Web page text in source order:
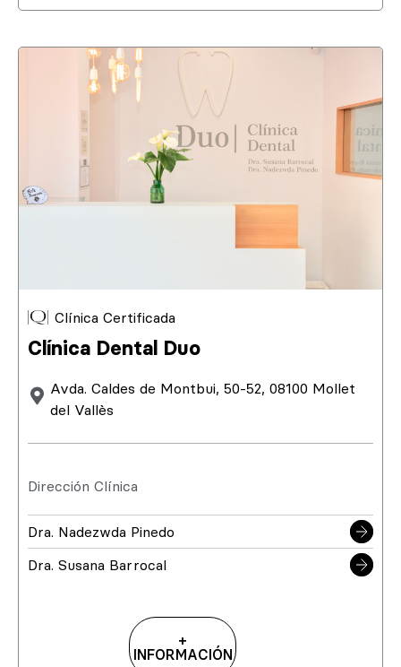
Clínica Certificada
Clínica Dental Duo
Avda. Caldes de Montbui, 50-52, 08100 Mollet
del Vallès
Dirección Clínica
Dra. Nadezwda Pinedo
Dra. Susana Barrocal
+
INFORMACIÓN